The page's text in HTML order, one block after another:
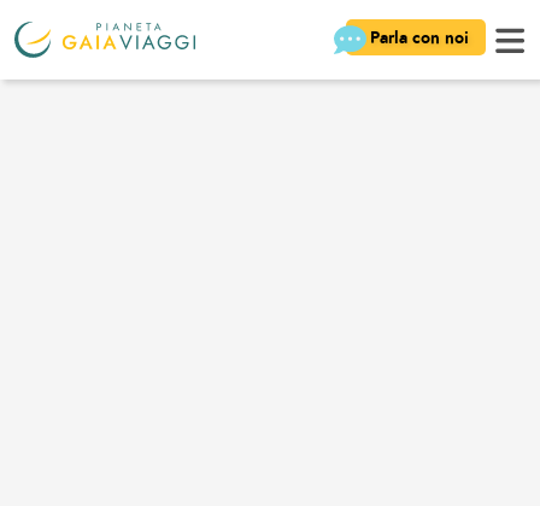
Parla con noi